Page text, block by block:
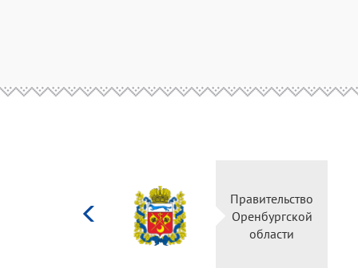
Правительство
Оренбургской
области